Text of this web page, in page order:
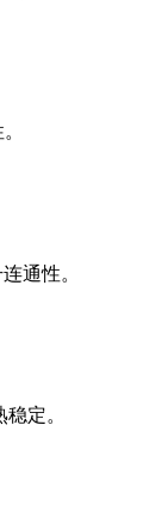
通性。
定。